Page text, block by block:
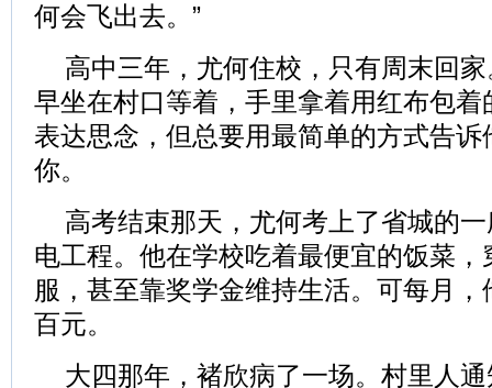
何会飞出去。”
高中三年，尤何住校，只有周末回
早坐在村口等着，手里拿着用红布包
表达思念，但总要用最简单的方式告
你。
高考结束那天，尤何考上了省城的
电工程。他在学校吃着最便宜的饭菜
服，甚至靠奖学金维持生活。可每月
百元。
大四那年，褚欣病了一场。村里人